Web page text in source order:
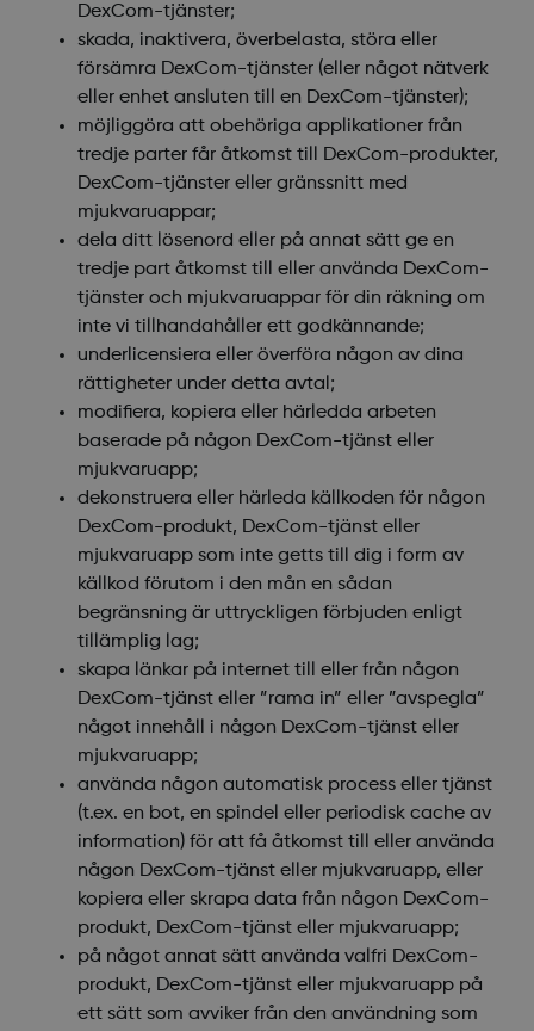
DexCom-tjänster;
skada, inaktivera, överbelasta, störa eller
försämra DexCom-tjänster (eller något nätverk
eller enhet ansluten till en DexCom-tjänster);
möjliggöra att obehöriga applikationer från
tredje parter får åtkomst till DexCom-produkter,
DexCom-tjänster eller gränssnitt med
mjukvaruappar;
dela ditt lösenord eller på annat sätt ge en
tredje part åtkomst till eller använda DexCom-
tjänster och mjukvaruappar för din räkning om
inte vi tillhandahåller ett godkännande;
underlicensiera eller överföra någon av dina
rättigheter under detta avtal;
modifiera, kopiera eller härledda arbeten
baserade på någon DexCom-tjänst eller
mjukvaruapp;
dekonstruera eller härleda källkoden för någon
DexCom-produkt, DexCom-tjänst eller
mjukvaruapp som inte getts till dig i form av
källkod förutom i den mån en sådan
begränsning är uttryckligen förbjuden enligt
tillämplig lag;
skapa länkar på internet till eller från någon
DexCom-tjänst eller ”rama in” eller ”avspegla”
något innehåll i någon DexCom-tjänst eller
mjukvaruapp;
använda någon automatisk process eller tjänst
(t.ex. en bot, en spindel eller periodisk cache av
information) för att få åtkomst till eller använda
någon DexCom-tjänst eller mjukvaruapp, eller
kopiera eller skrapa data från någon DexCom-
produkt, DexCom-tjänst eller mjukvaruapp;
på något annat sätt använda valfri DexCom-
produkt, DexCom-tjänst eller mjukvaruapp på
ett sätt som avviker från den användning som